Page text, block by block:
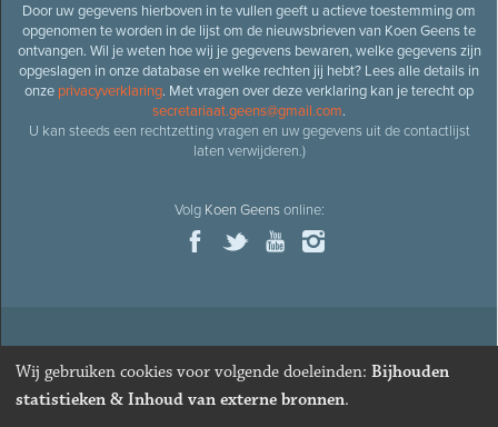
Door uw gegevens hierboven in te vullen geeft u actieve toestemming om
opgenomen te worden in de lijst om de nieuwsbrieven van Koen Geens te
ontvangen. Wil je weten hoe wij je gegevens bewaren, welke gegevens zijn
opgeslagen in onze database en welke rechten jij hebt? Lees alle details in
onze privacyverklaring. Met vragen over deze verklaring kan je terecht op
secretariaat.geens@gmail.com.
U kan steeds een rechtzetting vragen en uw gegevens uit de contactlijst
laten verwijderen.)
Volg Koen Geensonline:
© 2026Oud-minister en ere-volksvertegenwoordiger Koen
· Alle rechten voorbehouden · Cookies wijzigen
Webdesign&website ontwikkelingdoor Zenjoy in Leuven
Wij gebruiken cookies voor volgende doeleinden: Bijhouden
statistieken & Inhoud van externe bronnen.